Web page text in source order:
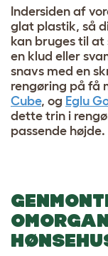
Indersiden af
glat plastik, så
kan bruges til at
en klud eller
snavs med en
rengøring på få
Cube, og Eglu
dette trin i
passende højde.